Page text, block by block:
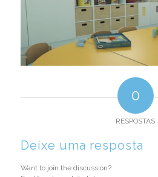
0
RESPOSTAS
Deixe uma resposta
Want to join the discussion?